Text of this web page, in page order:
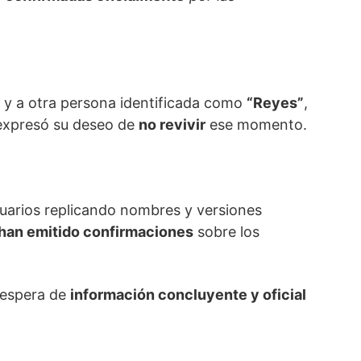
y a otra persona identificada como “Reyes”,
su deseo de no revivir ese momento.
replicando nombres y versiones
emitido confirmaciones sobre los
de información concluyente y oficial